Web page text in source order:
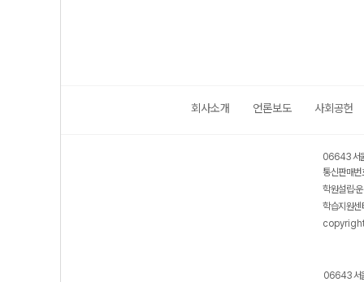
회사소개 언론보도 사회공헌
06643 서
통신판매
학원설립·
학습지원
06643 서